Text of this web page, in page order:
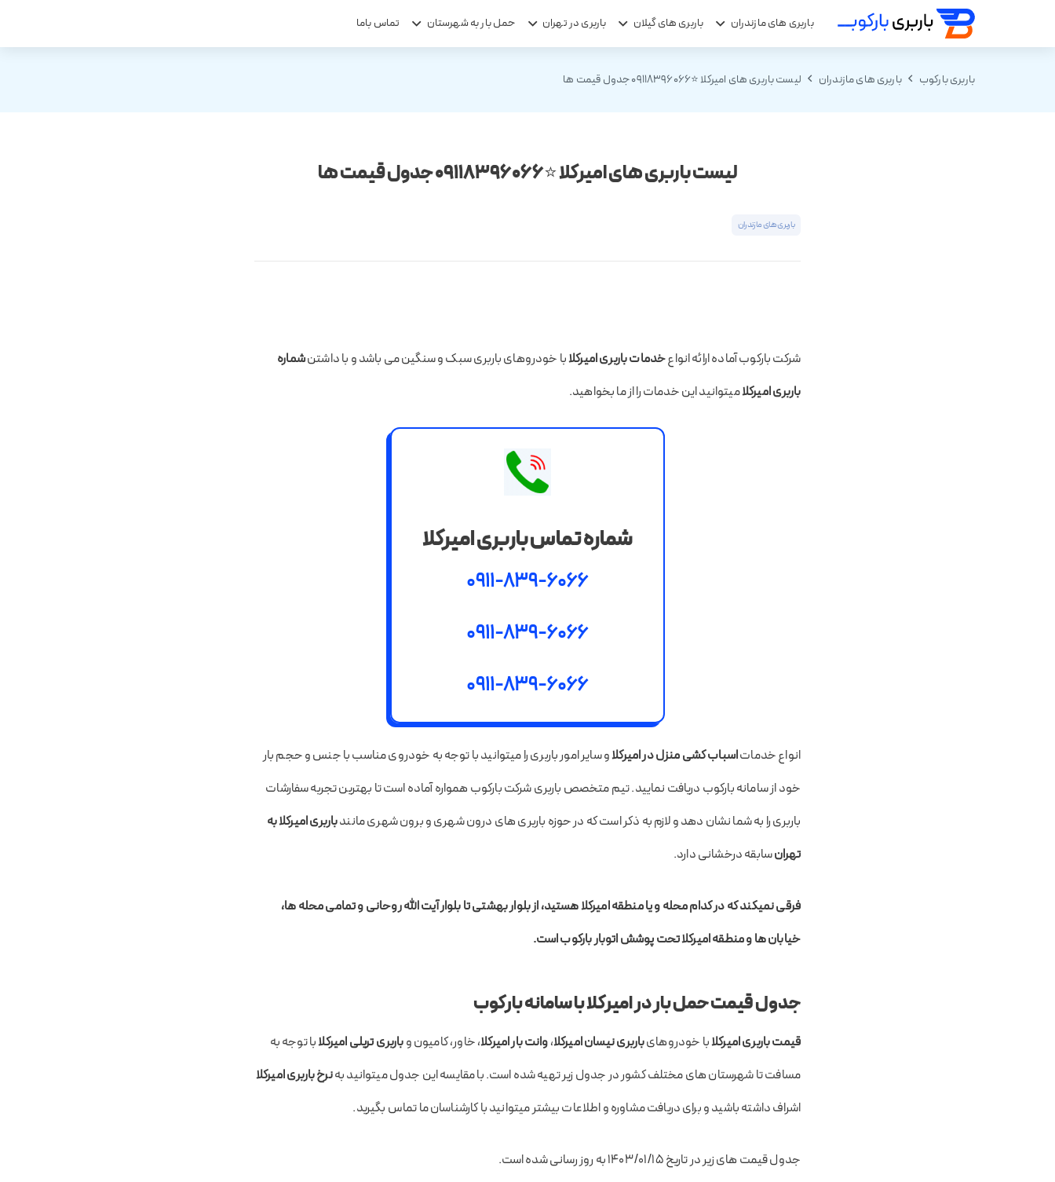
باربری های مازندران باربری های گیلان باربری در تهران حمل بار به شهرستان تماس باما
باربری بارکوب باربری های مازندران لیست باربری های امیرکلا ⭐️09118396066 جدول قیمت ها
لیست باربری های امیرکلا ⭐️09118396066 جدول قیمت ها
باربری های مازندران
شرکت بارکوب آماده ارائه انواعخدمات باربری امیرکلابا خودروهای باربری سبک و سنگین می باشد و با داشتنشماره
باربری امیرکلامیتوانید این خدمات را از ما بخواهید.
شماره تماس باربری امیرکلا
0911-839-6066
0911-839-6066
0911-839-6066
انواع خدماتاسباب کشی منزل در امیرکلاو سایر امور باربری را میتوانید با توجه به خودروی مناسب با جنس و حجم بار
خود از سامانه بارکوب دریافت نمایید. تیم متخصص باربری شرکت بارکوب همواره آماده است تا بهترین تجربه سفارشات
باربری را به شما نشان دهد و لازم به ذکر است که در حوزه باربری های درون شهری و برون شهری مانندباربری امیرکلا به
تهرانسابقه درخشانی دارد.
فرقی نمیکند که در کدام محله و یا منطقه امیرکلا هستید، از بلوار بهشتی تا بلوار آیت الله روحانیو تمامی محله ها،
خیابان ها و منطقه امیرکلا تحت پوشش اتوبار بارکوب است.
جدول قیمت حمل بار در امیرکلا با سامانه بارکوب
قیمت باربری امیرکلابا خودروهایباربری نیسان امیرکلا،وانت بار امیرکلا، خاور، کامیون وباربری تریلی امیرکلابا توجه به
مسافت تا شهرستان های مختلف کشور در جدول زیر تهیه شده است. با مقایسه این جدول میتوانید بهنرخ باربری امیرکلا
اشراف داشته باشید و برای دریافت مشاوره و اطلاعات بیشتر میتوانید با کارشناسان ما تماس بگیرید.
جدول قیمت های زیر در تاریخ ۱۴۰۳/۰۱/۱۵ به روز رسانی شده است.